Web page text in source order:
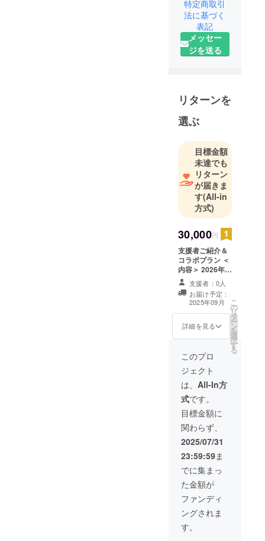
メなどの情
報をショー
ト動画で発
信しており
有名になり
たいという
思いもあ
YouTube界
のキングで
ある、ヒカ
キンさんか
らのコメン
トを頂きた
うな内容
で、ショー
ト動画をあ
げていま
す。
クオリ
ティーに関
しては、ま
だまだ初心
者なので、
いろいろと
勉強などを
していきた
いと考えて
います。
特定商取引
法に基づく
表記
メッセー
ジを送る
リターンを
選ぶ
目標金額
未達でも
リターン
が届きま
す(All-in
方式)
30,000円
支援者ご紹介＆
コラボプラン ＜
内容＞ 2026年9
月中に、支援者
紹介動画を
YouTubeチャン
ネルにて公開予
定 ご希望に応じ
て、商品紹介、
サービスのPRな
ども実施（内容
は個別に調整）
コラボをご希望
の方には、後日
ご連絡のうえ詳
細を相談させて
いただきます ＜
注意事項＞ ご支
援時に「紹介し
てほしい名前・
内容」「コラボ
希望の有無」な
どを備考欄にご
記入ください。
内容に応じて、
事前に打ち合わ
せをさせていた
だく場合がござ
います。
支援者：0人
お届け予定：
2025年09月
詳細を見る
こ
の
リ
タ
ー
ン
を
選
択
す
る
このプロ
ジェクト
は、 All-In方
式です。
目標金額に
関わらず、
2025/07/31
23:59:59ま
でに集まっ
た金額が
ファンディ
ングされま
す。